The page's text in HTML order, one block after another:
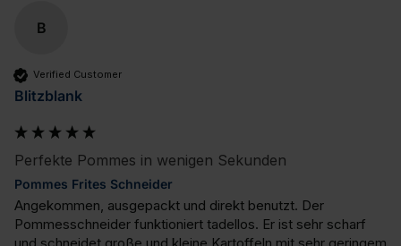
B
Verified Customer
Blitzblank
Perfekte Pommes in wenigen Sekunden
Pommes Frites Schneider
Angekommen, ausgepackt und direkt benutzt. Der
Pommesschneider funktioniert tadellos. Er ist sehr scharf